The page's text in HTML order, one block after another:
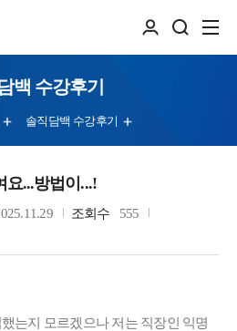
백 수강후기
솔직담백 수강후기
요...방법이...!
조회수
555
는지 모르겠으나 저는 직장인 익명